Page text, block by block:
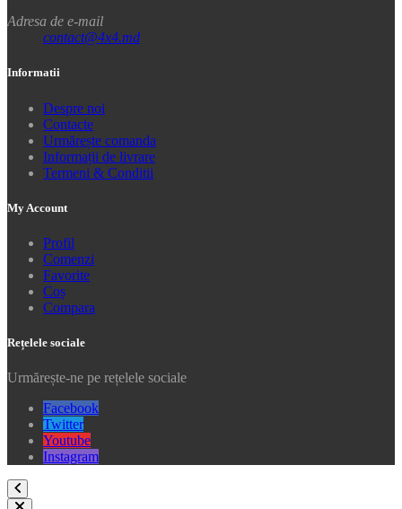
Adresa de e-mail
contact@4x4.md
Informatii
Despre noi
Contacte
Urmărește comanda
Informații de livrare
Termeni & Conditii
My Account
Profil
Comenzi
Favorite
Coș
Compara
Rețelele sociale
Urmărește-ne pe rețelele sociale
Facebook
Twitter
Youtube
Instagram